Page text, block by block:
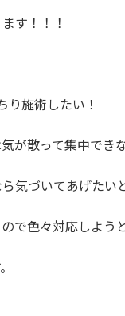
す！！！
施術したい！
が散って集中でき
気づいてあげたい
で色々対応しよう